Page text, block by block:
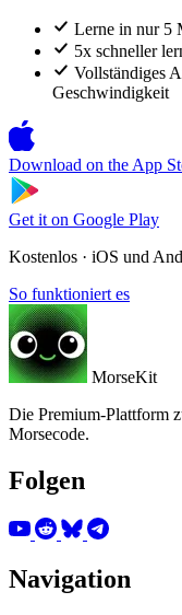
Lerne in nur 5
5x schneller
Vollständiges
Geschwindigkeit
Download on the App
Get it on Google Play
Kostenlos · iOS und
So funktioniert es
MorseKit
Die Premium-Plattform
Morsecode.
Folgen
Navigation